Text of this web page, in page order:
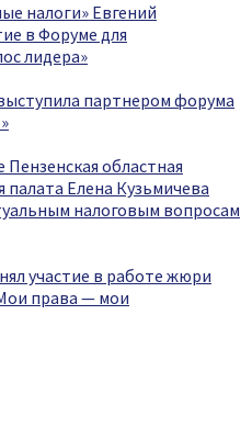
налоги» Евгений
в Форуме для
лидера»
партнером форума
областная
Елена Кузьмичева
налоговым вопросам
участие в работе жюри
права — мои